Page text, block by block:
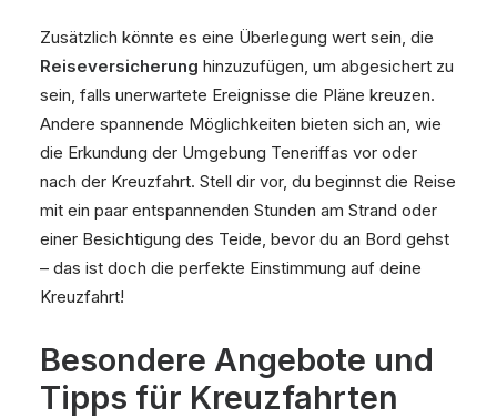
Zusätzlich könnte es eine Überlegung wert sein, die
Reiseversicherung hinzuzufügen, um abgesichert zu
sein, falls unerwartete Ereignisse die Pläne kreuzen.
Andere spannende Möglichkeiten bieten sich an, wie
die Erkundung der Umgebung Teneriffas vor oder
nach der Kreuzfahrt. Stell dir vor, du beginnst die Reise
mit ein paar entspannenden Stunden am Strand oder
einer Besichtigung des Teide, bevor du an Bord gehst
– das ist doch die perfekte Einstimmung auf deine
Kreuzfahrt!
Besondere Angebote und
Tipps für Kreuzfahrten